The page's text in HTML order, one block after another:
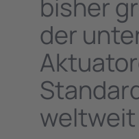
bisher
der
weltweit